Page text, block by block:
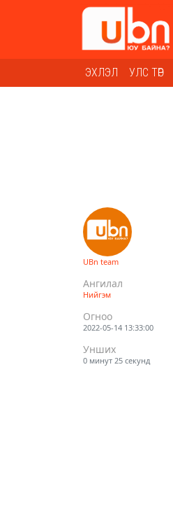
ЭХЛЭЛ УЛС ТӨР
UBn team
Ангилал
Нийгэм
Огноо
2022-05-14 13:33:00
Унших
0 минут 25 секунд